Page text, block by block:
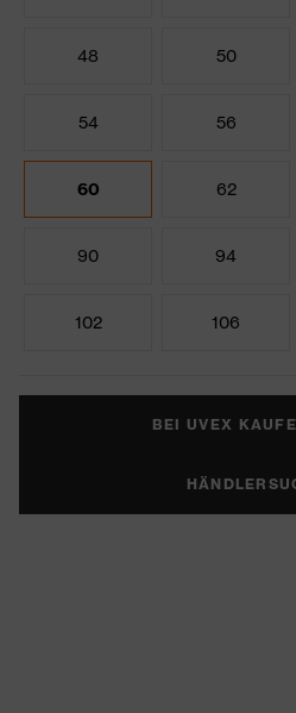
48 50
54 56
60 62
90 94
102 106
BEI UVEX